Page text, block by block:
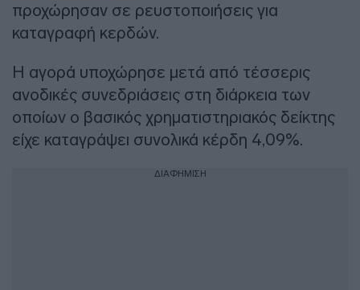
προχώρησαν σε ρευστοποιήσεις για
καταγραφή κερδών.
Η αγορά υποχώρησε μετά από τέσσερις
ανοδικές συνεδριάσεις στη διάρκεια των
οποίων ο βασικός χρηματιστηριακός δείκτης
είχε καταγράψει συνολικά κέρδη 4,09%.
ΔΙΑΦΗΜΙΣΗ